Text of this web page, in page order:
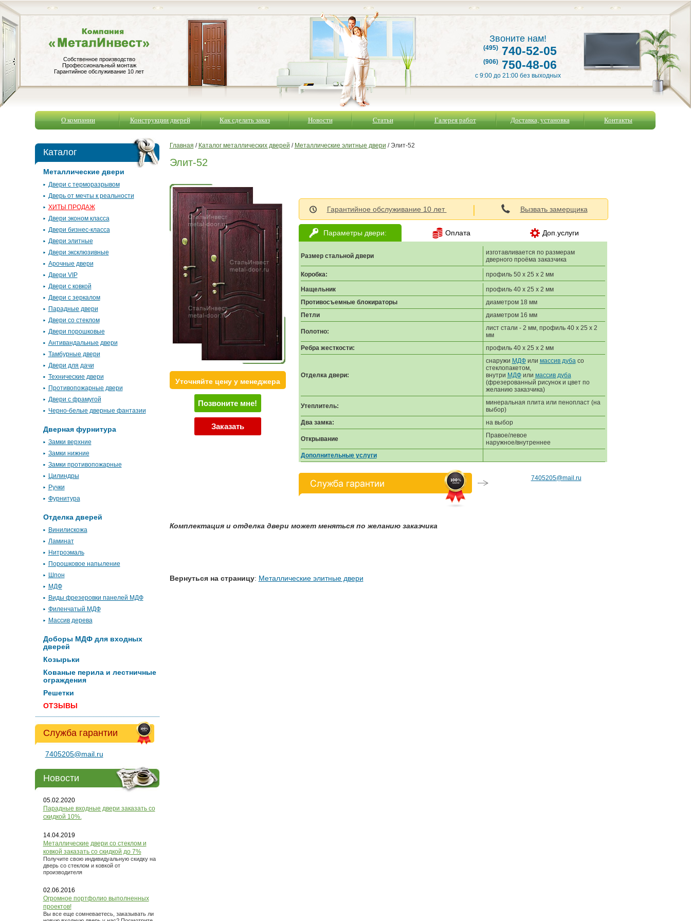
Собственное производство
Профессиональный монтаж
Гарантийное обслуживание 10 лет
Звоните нам!
(495) 740-52-05
(906) 750-48-06
с 9:00 до 21:00 без выходных
О компании Конструкции дверей Как сделать заказ Новости Статьи Галерея работ Доставка, установка Контакты
Каталог
Металлические двери
Двери с терморазрывом
Дверь от мечты к реальности
ХИТЫ ПРОДАЖ
Двери эконом класса
Двери бизнес-класса
Двери элитные
Двери эксклюзивные
Арочные двери
Двери VIP
Двери с ковкой
Двери с зеркалом
Парадные двери
Двери со стеклом
Двери порошковые
Антивандальные двери
Тамбурные двери
Двери для дачи
Технические двери
Противопожарные двери
Двери с фрамугой
Черно-белые дверные фантазии
Дверная фурнитура
Замки верхние
Замки нижние
Замки противопожарные
Цилиндры
Ручки
Фурнитура
Отделка дверей
Винилискожа
Ламинат
Нитроэмаль
Порошковое напыление
Шпон
МДФ
Виды фрезеровки панелей МДФ
Филенчатый МДФ
Массив дерева
Доборы МДФ для входных
дверей
Козырьки
Кованые перила и лестничные
ограждения
Решетки
ОТЗЫВЫ
Служба гарантии
7405205@mail.ru
Новости
05.02.2020
Парадные входные двери заказать со
скидкой 10%.
14.04.2019
Металлические двери со стеклом и
ковкой заказать со скидкой до 7%
Получите свою индивидуальную скидку на
дверь со стеклом и ковкой от
производителя
02.06.2016
Огромное портфолио выполненных
проектов!
Вы все еще сомневаетесь, заказывать ли
Главная / Каталог металлических дверей / Металлические элитные двери / Элит-52
Элит-52
Уточняйте цену у менеджера
Позвоните мне!
Заказать
Гарантийное обслуживание 10 лет | Вызвать замерщика
Параметры двери: Оплата Доп.услуги
Размер стальной двери
изготавливается по размерам
дверного проёма заказчика
Коробка: профиль 50 х 25 х 2 мм
Нащельник
профиль 40 х 25 х 2 мм
Противосъемные блокираторы
диаметром 18 мм
Петли
диаметром 16 мм
Полотно:
лист стали - 2 мм, профиль 40 х 25 х 2
мм
Ребра жесткости:
профиль 40 х 25 х 2 мм
Отделка двери:
снаружи МДФили массив дубасо
стеклопакетом,
внутри МДФили массив дуба
(фрезерованный рисунок и цвет по
желанию заказчика)
Утеплитель:
минеральная плита или пенопласт (на
выбор)
Два замка:
на выбор
Открывание
Правое/левое
наружное/внутреннее
Дополнительные услуги
7405205@mail.ru
Комплектация и отделка двери может меняться по желанию заказчика
Вернуться на страницу: Металлические элитные двери